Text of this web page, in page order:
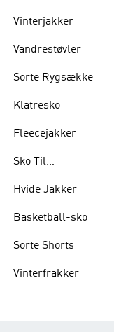
Vinterjakker
Vandrestøvler
Sorte Rygsække
Klatresko
Fleecejakker
Sko Til
Hvide Jakker
Basketball-sko
Sorte Shorts
Vinterfrakker